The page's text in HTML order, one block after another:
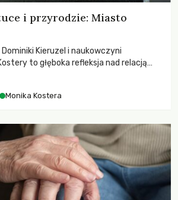
i przyrodzie: Miasto
Kieruzel i naukowczyni
to głęboka refleksja nad relacją
Monika Kostera